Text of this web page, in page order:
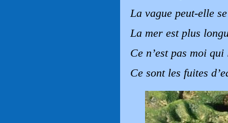
La vague peut-elle
La mer est plus
Ce n’est pas moi qui
Ce sont les fuites